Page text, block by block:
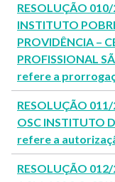
RESOLUÇÃO
INSTITUTO
PROVIDÊNCIA –
PROFISSIONAL
refere a
RESOLUÇÃO
OSC INSTITUTO
refere a
RESOLUÇÃO